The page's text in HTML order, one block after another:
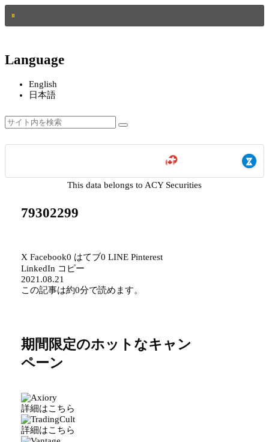
Language
English
日本語
This data belongs to ACY Securities
79302299
X Facebook0 はてブ0 LINE Pinterest
LinkedIn コピー
2021.08.21
この記事は約0分で読めます。
期間限定のホットなキャン
ペーン
詳細はこちら
詳細はこちら